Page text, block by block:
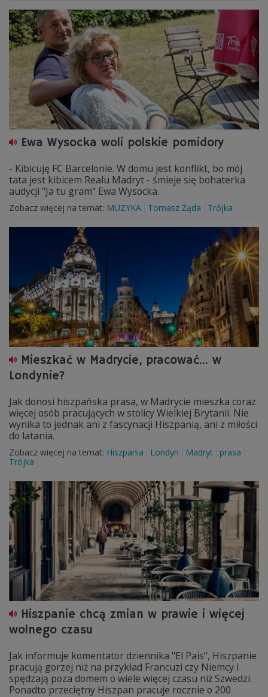
Ewa Wysocka woli polskie pomidory
- Kibicuję FC Barcelonie. W domu jest konflikt, bo mój
tata jest kibicem Realu Madryt - śmieje się bohaterka
audycji "Ja tu gram" Ewa Wysocka.
Zobacz więcej na temat: MUZYKA Tomasz Żąda Trójka
Mieszkać w Madrycie, pracować… w
Londynie?
Jak donosi hiszpańska prasa, w Madrycie mieszka coraz
więcej osób pracujących w stolicy Wielkiej Brytanii. Nie
wynika to jednak ani z fascynacji Hiszpanią, ani z miłości
do latania.
Zobacz więcej na temat: Hiszpania Londyn Madryt
prasa
Trójka
Hiszpanie chcą zmian w prawie i więcej
wolnego czasu
Jak informuje komentator dziennika "El Pais", Hiszpanie
pracują gorzej niż na przykład Francuzi czy Niemcy i
spędzają poza domem o wiele więcej czasu niż Szwedzi.
Ponadto przeciętny Hiszpan pracuje rocznie o 200